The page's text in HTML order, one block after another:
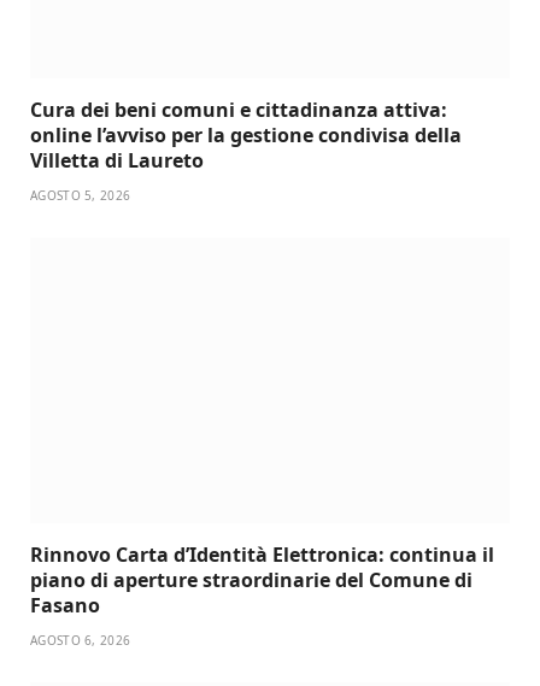
Cura dei beni comuni e cittadinanza attiva:
online l’avviso per la gestione condivisa della
Villetta di Laureto
AGOSTO 5, 2026
Rinnovo Carta d’Identità Elettronica: continua il
piano di aperture straordinarie del Comune di
Fasano
AGOSTO 6, 2026